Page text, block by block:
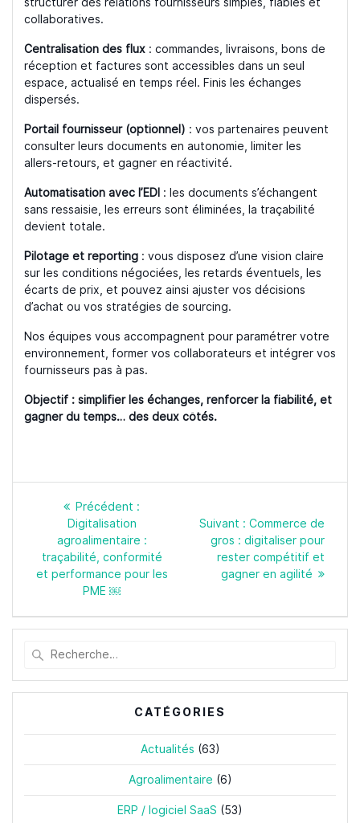
collaboratives.
Centralisation des flux : commandes, livraisons, bons de
réception et factures sont accessibles dans un seul
espace, actualisé en temps réel. Finis les échanges
dispersés.
Portail fournisseur (optionnel) : vos partenaires peuvent
consulter leurs documents en autonomie, limiter les
allers-retours, et gagner en réactivité.
Automatisation avec l’EDI : les documents s’échangent
sans ressaisie, les erreurs sont éliminées, la traçabilité
devient totale.
Pilotage et reporting : vous disposez d’une vision claire
sur les conditions négociées, les retards éventuels, les
écarts de prix, et pouvez ainsi ajuster vos décisions
d’achat ou vos stratégies de sourcing.
Nos équipes vous accompagnent pour paramétrer votre
environnement, former vos collaborateurs et intégrer vos
fournisseurs pas à pas.
Objectif : simplifier les échanges, renforcer la fiabilité, et
gagner du temps… des deux côtés.
Précédent :
:
Digitalisation
agroalimentaire :
traçabilité, conformité
et performance pour les
PME ￼
Suivant : Article
suivant
:
Commerce de
gros : digitaliser pour
rester compétitif et
gagner en agilité
:
CATÉGORIES
Actualités (63)
Agroalimentaire (6)
ERP / logiciel SaaS (53)